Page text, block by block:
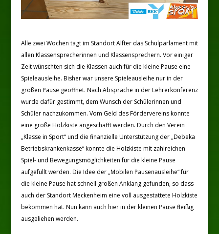
Alle zwei Wochen tagt im Standort Alfter das Schulparlament mit
allen Klassensprecherinnen und Klassensprechern. Vor einiger
Zeit wünschten sich die Klassen auch für die kleine Pause eine
Spieleausleihe. Bisher war unsere Spieleausleihe nur in der
großen Pause geöffnet. Nach Absprache in der Lehrerkonferenz
wurde dafür gestimmt, dem Wunsch der Schülerinnen und
Schüler nachzukommen. Vom Geld des Fördervereins konnte
eine große Holzkiste angeschafft werden. Durch den Verein
„Klasse in Sport“ und die finanzielle Unterstützung der „Debeka
Betriebskrankenkasse“ konnte die Holzkiste mit zahlreichen
Spiel- und Bewegungsmöglichkeiten für die kleine Pause
aufgefüllt werden. Die Idee der „Mobilen Pausenausleihe“ für
die kleine Pause hat schnell großen Anklang gefunden, so dass
auch der Standort Meckenheim eine voll ausgestattete Holzkiste
bekommen hat. Nun kann auch hier in der kleinen Pause fleißig
ausgeliehen werden.